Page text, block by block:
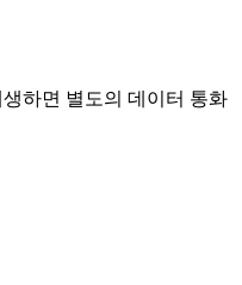
하면 별도의 데이터 통화